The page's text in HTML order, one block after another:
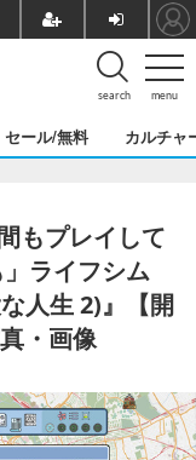
menu
search
セール/無料 カルチャ
もプレイして
ライフシム
人生 2)』【開
・画像